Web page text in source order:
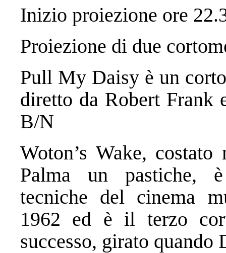
Inizio proiezione ore
Proiezione di due
Pull My Daisy è un
diretto da Robert
B/N
Woton’s Wake,
Palma un pastiche,
tecniche del cinema
1962 ed è il terzo
successo, girato